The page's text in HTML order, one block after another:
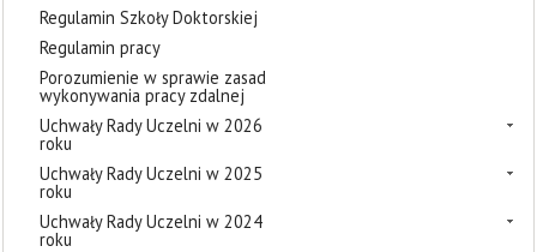
Regulamin Szkoły Doktorskiej
Regulamin pracy
Porozumienie w sprawie zasad
wykonywania pracy zdalnej
Uchwały Rady Uczelni w 2026
roku
Uchwały Rady Uczelni w 2025
roku
Uchwały Rady Uczelni w 2024
roku